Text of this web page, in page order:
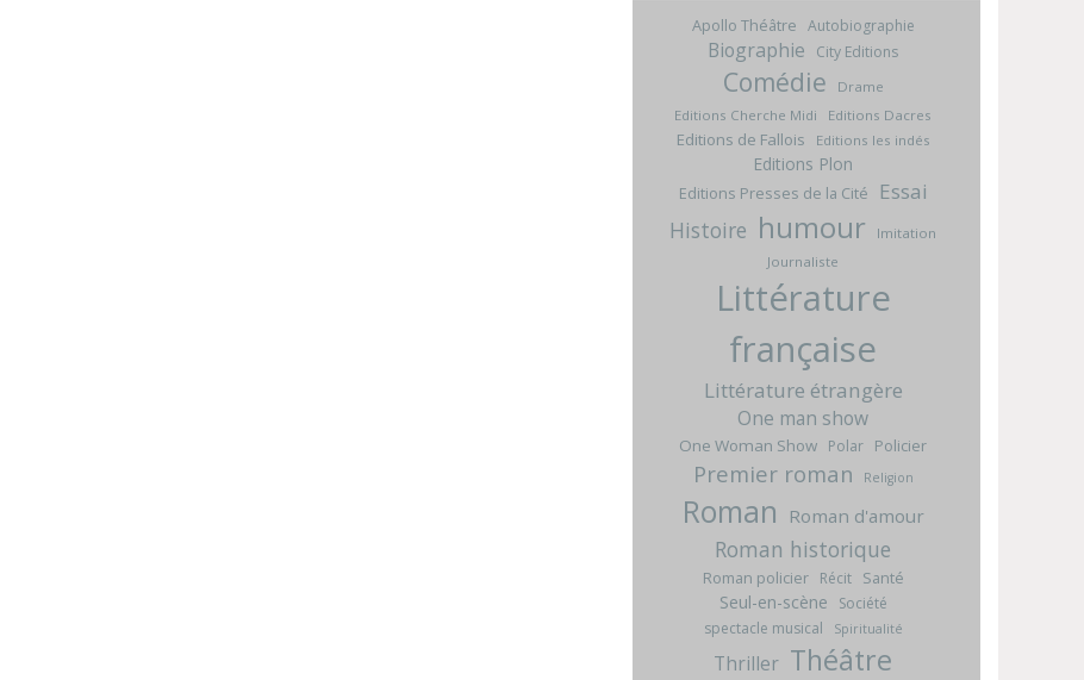
Apollo Théâtre Autobiographie
Biographie City Editions
Comédie
Drame
Editions Cherche Midi
Editions Dacres
Editions de Fallois Editions les indés
Editions Plon
Editions Presses de la Cité Essai
Histoire humour
Imitation
Journaliste
Littérature
française
Littérature étrangère
One man show
One Woman Show Polar Policier
Premier roman Religion
Roman Roman d'amour
Roman historique
Roman policier Récit Santé
Seul-en-scène
Société
spectacle musical
Spiritualité
Thriller Théâtre